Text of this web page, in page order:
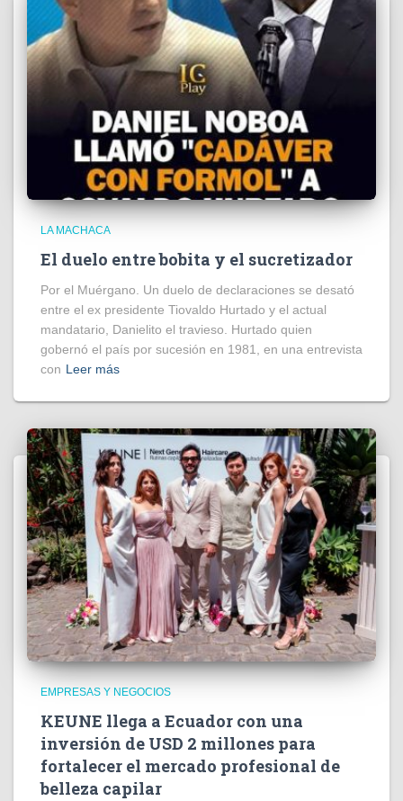
LA MACHACA
El duelo entre bobita y el sucretizador
Por el Muérgano. Un duelo de declaraciones se desató
entre el ex presidente Tiovaldo Hurtado y el actual
mandatario, Danielito el travieso. Hurtado quien
gobernó el país por sucesión en 1981, en una entrevista
con Leer más
EMPRESAS Y NEGOCIOS
KEUNE llega a Ecuador con una
inversión de USD 2 millones para
fortalecer el mercado profesional de
belleza capilar